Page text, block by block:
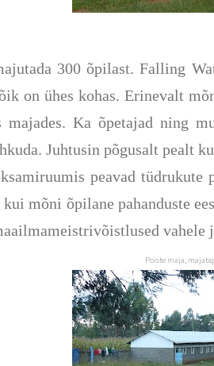
300 õpilast. Falling
on ühes kohas. Erinevalt
Ka õpetajad ning
. Juhtusin põgusalt pealt
peavad
mõni õpilane pahanduste
vahele
Poiste maja,